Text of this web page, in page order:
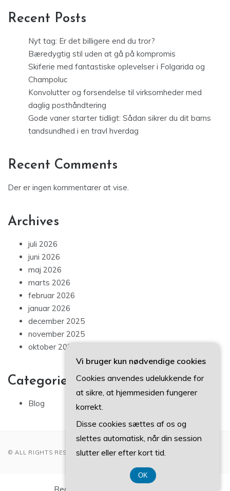
Recent Posts
Nyt tag: Er det billigere end du tror?
Bæredygtig stil uden at gå på kompromis
Skiferie med fantastiske oplevelser i Folgarida og
Champoluc
Konvolutter og forsendelse til virksomheder med
daglig posthåndtering
Gode vaner starter tidligt: Sådan sikrer du dit barns
tandsundhed i en travl hverdag
Recent Comments
Der er ingen kommentarer at vise.
Archives
juli 2026
juni 2026
maj 2026
marts 2026
februar 2026
januar 2026
december 2025
november 2025
oktober 2025
Categories
Blog
© ALL RIGHTS RESERVED 2022
Registreringsnummer 3740 7739
Vi bruger kun nødvendige cookies
Cookies anvendes udelukkende for
at sikre, at hjemmesiden fungerer
korrekt.
Disse cookies sættes af os og
slettes automatisk, når din session
slutter eller efter kort tid.
OK